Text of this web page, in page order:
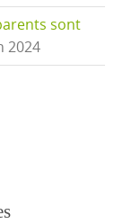
sont
2024